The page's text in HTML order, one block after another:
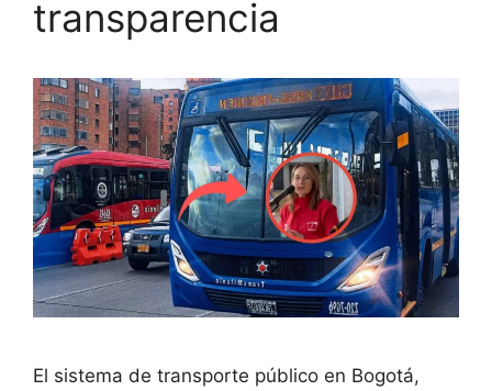
transparencia
El sistema de transporte público en Bogotá,